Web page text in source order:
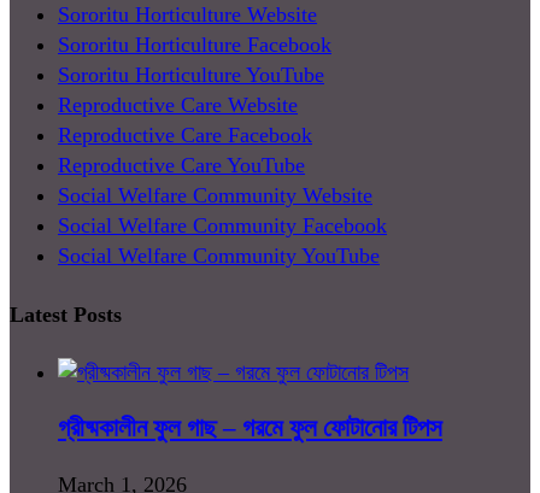
Sororitu Horticulture Website
Sororitu Horticulture Facebook
Sororitu Horticulture YouTube
Reproductive Care Website
Reproductive Care Facebook
Reproductive Care YouTube
Social Welfare Community Website
Social Welfare Community Facebook
Social Welfare Community YouTube
Latest Posts
গ্রীষ্মকালীন ফুল গাছ – গরমে ফুল ফোটানোর টিপস
March 1, 2026